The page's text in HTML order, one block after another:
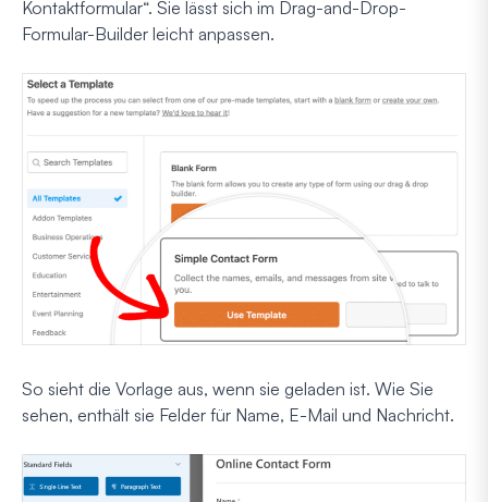
Kontaktformular“. Sie lässt sich im Drag-and-Drop-
Formular-Builder leicht anpassen.
So sieht die Vorlage aus, wenn sie geladen ist. Wie Sie
sehen, enthält sie Felder für Name, E-Mail und Nachricht.